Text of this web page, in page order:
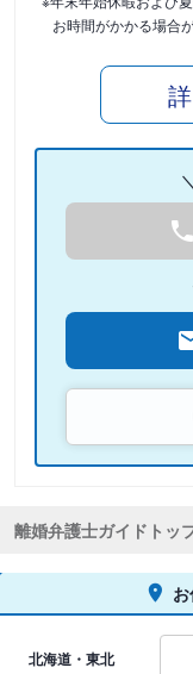
お時間がかかる場合
離婚弁護士ガイドトッ
北海道・東北